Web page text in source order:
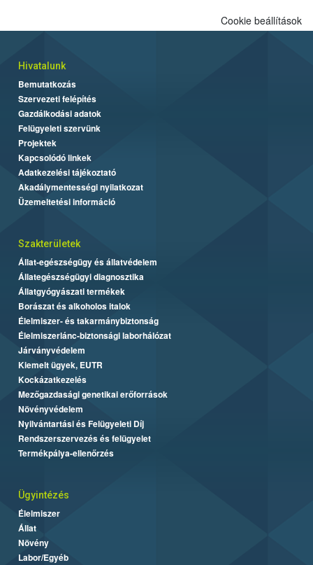
Cookie beállítások
Hivatalunk
Bemutatkozás
Szervezeti felépítés
Gazdálkodási adatok
Felügyeleti szervünk
Projektek
Kapcsolódó linkek
Adatkezelési tájékoztató
Akadálymentességi nyilatkozat
Üzemeltetési információ
Szakterületek
Állat-egészségügy és állatvédelem
Állategészségügyi diagnosztika
Állatgyógyászati termékek
Borászat és alkoholos italok
Élelmiszer- és takarmánybiztonság
Élelmiszerlánc-biztonsági laborhálózat
Járványvédelem
Kiemelt ügyek, EUTR
Kockázatkezelés
Mezőgazdasági genetikai erőforrások
Növényvédelem
Nyilvántartási és Felügyeleti Díj
Rendszerszervezés és felügyelet
Termékpálya-ellenőrzés
Ügyintézés
Élelmiszer
Állat
Növény
Labor/Egyéb